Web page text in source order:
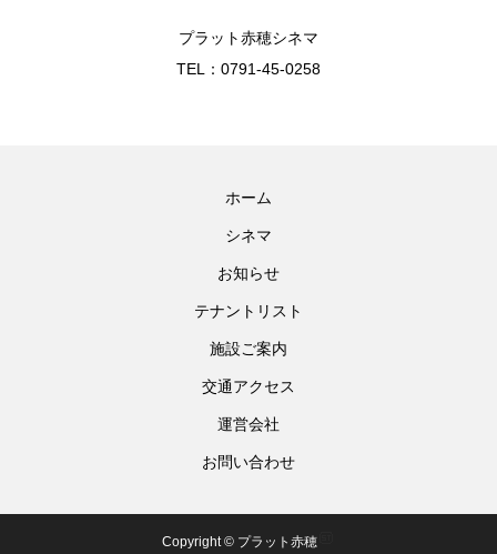
プラット赤穂シネマ
TEL：0791-45-0258
ホーム
シネマ
お知らせ
テナントリスト
施設ご案内
交通アクセス
運営会社
お問い合わせ
Copyright © プラット赤穂